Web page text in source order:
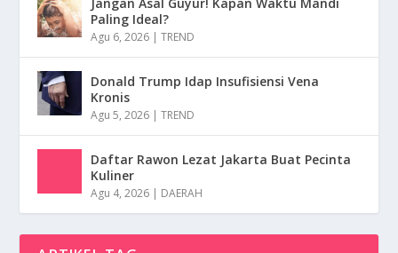
Jangan Asal Guyur! Kapan Waktu Mandi
Paling Ideal?
Agu 6, 2026 |TREND
Donald Trump Idap Insufisiensi Vena
Kronis
Agu 5, 2026 |TREND
Daftar Rawon Lezat Jakarta Buat Pecinta
Kuliner
Agu 4, 2026 DAERAH